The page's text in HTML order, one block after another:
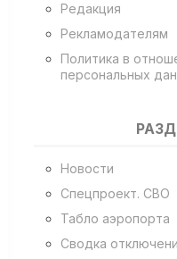
Редакция
Рекламодателям
Политика в
персональных
Новости
Спецпроект. СВО
Табло аэропорта
Сводка